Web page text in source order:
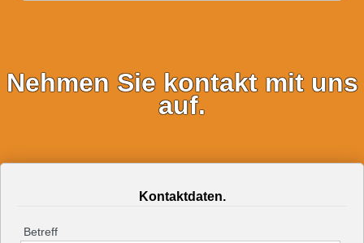
Nehmen Sie kontakt mit uns
auf.
Kontaktdaten.
Betreff